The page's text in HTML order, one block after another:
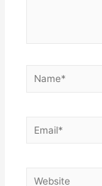
Name*
Email*
Website